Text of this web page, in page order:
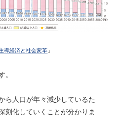
経済と社会変革 」
。
ら人口が年々減少しているた
刻化していくことが分かりま